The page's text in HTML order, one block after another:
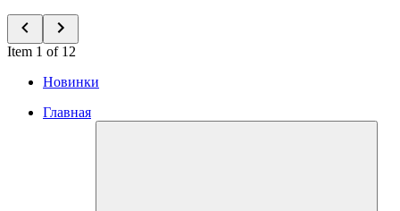
Item 1 of 12
Новинки
Главная